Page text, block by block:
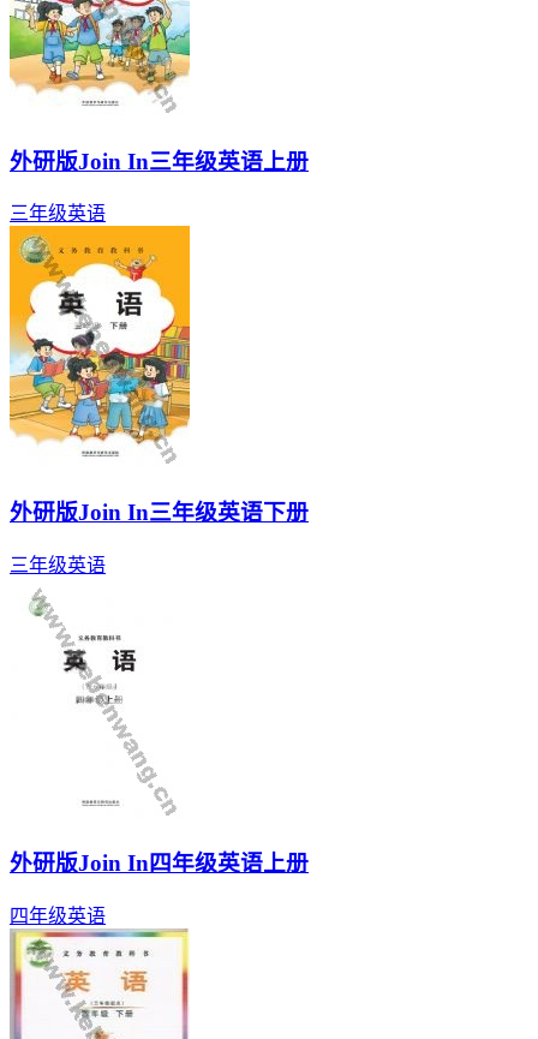
外研版Join In三年级英语上册
三年级英语
外研版Join In三年级英语下册
三年级英语
外研版Join In四年级英语上册
四年级英语